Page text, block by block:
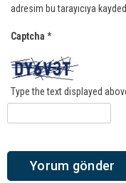
adresim bu tarayıcıya
Captcha *
Type the text displayed